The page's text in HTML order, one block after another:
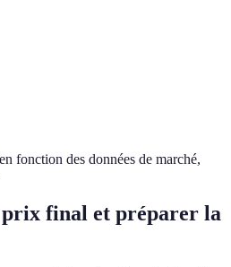
fonction des données de marché,
final et préparer la